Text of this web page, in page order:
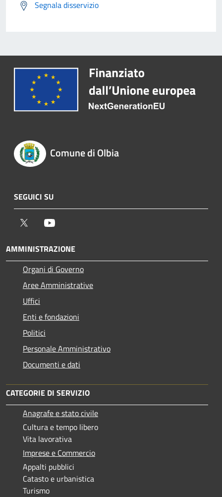
Segnala disservizio
Comune di Olbia
SEGUICI SU
Twitter
AMMINISTRAZIONE
Organi di Governo
Aree Amministrative
Uffici
Enti e fondazioni
Politici
Personale Amministrativo
Documenti e dati
CATEGORIE DI SERVIZIO
Anagrafe e stato civile
Cultura e tempo libero
Vita lavorativa
Imprese e Commercio
Appalti pubblici
Catasto e urbanistica
Turismo